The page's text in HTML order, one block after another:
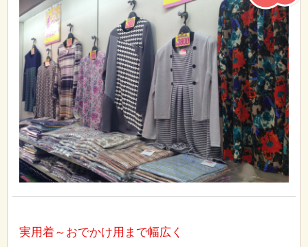
実用着～おでかけ用まで幅広く